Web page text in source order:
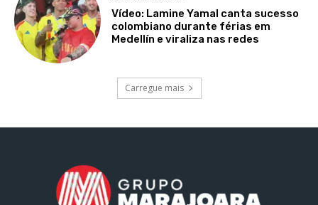
Vídeo: Lamine Yamal canta sucesso
colombiano durante férias em
Medellín e viraliza nas redes
Carregue mais